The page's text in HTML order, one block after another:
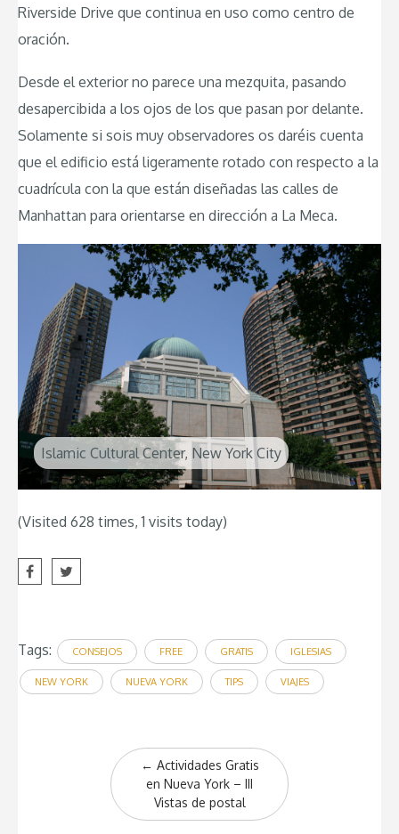
Riverside Drive que continua en uso como centro de
oración.
Desde el exterior no parece una mezquita, pasando
desapercibida a los ojos de los que pasan por delante.
Solamente si sois muy observadores os daréis cuenta
que el edificio está ligeramente rotado con respecto a la
cuadrícula con la que están diseñadas las calles de
Manhattan para orientarse en dirección a La Meca.
Islamic Cultural Center, New York City
(Visited 628 times, 1 visits today)
Tags: CONSEJOS FREE GRATIS IGLESIAS
NEW YORK NUEVA YORK TIPS VIAJES
navigation
← Actividades Gratis
en Nueva York – III
Vistas de postal